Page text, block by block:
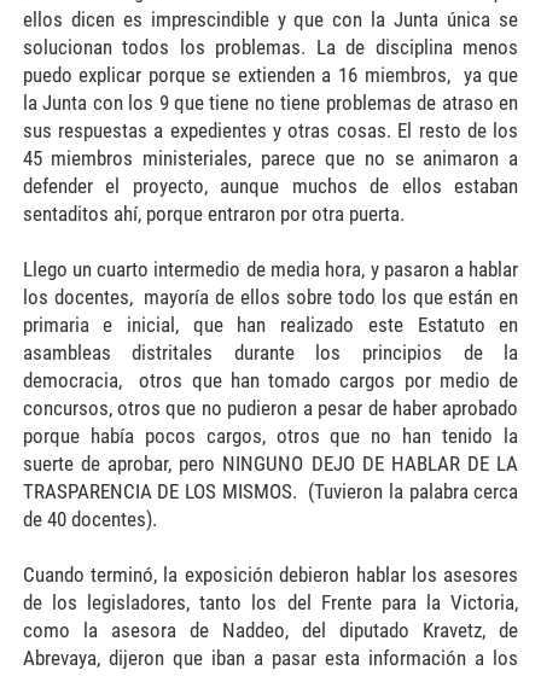
ellos dicen es imprescindible y que con la Junta única se
solucionan todos los problemas. La de disciplina menos
puedo explicar porque se extienden a 16 miembros, ya que
la Junta con los 9 que tiene no tiene problemas de atraso en
sus respuestas a expedientes y otras cosas. El resto de los
45 miembros ministeriales, parece que no se animaron a
defender el proyecto, aunque muchos de ellos estaban
sentaditos ahí, porque entraron por otra puerta.
Llego un cuarto intermedio de media hora, y pasaron a hablar
los docentes, mayoría de ellos sobre todo los que están en
primaria e inicial, que han realizado este Estatuto en
asambleas distritales durante los principios de la
democracia, otros que han tomado cargos por medio de
concursos, otros que no pudieron a pesar de haber aprobado
porque había pocos cargos, otros que no han tenido la
suerte de aprobar, pero NINGUNO DEJO DE HABLAR DE LA
TRASPARENCIA DE LOS MISMOS. (Tuvieron la palabra cerca
de 40 docentes).
Cuando terminó, la exposición debieron hablar los asesores
de los legisladores, tanto los del Frente para la Victoria,
como la asesora de Naddeo, del diputado Kravetz, de
Abrevaya, dijeron que iban a pasar esta información a los